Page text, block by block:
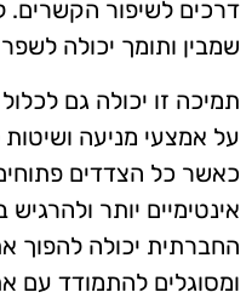
דרכים לשיפור הקשרים.
שמבין ותומך יכולה
תמיכה זו יכולה גם
על אמצעי מניעה
כאשר כל הצדדים
אינטימיים יותר
החברתית יכולה להפוך
ומסוגלים להתמודד עם